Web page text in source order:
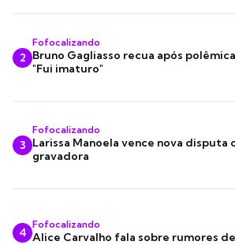
2
Fofocalizando
Bruno Gagliasso recua após
"Fui imaturo"
3
Fofocalizando
Larissa Manoela vence nova disputa
gravadora
4
Fofocalizando
Alice Carvalho fala sobre rumores